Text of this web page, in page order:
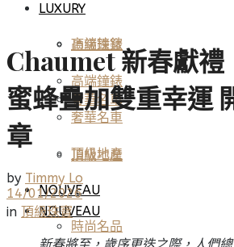
高端鐘錶
奢華名車
頂級地產
NOUVEAU
LUXURY
頂級珠寶
高端鐘錶
奢華名車
頂級地產
NOUVEAU
時尚名品
Chaumet 新春獻禮
蜜蜂疊加雙重幸運
章
by Timmy Lo
14/01/2026
in 頂級珠寶
新春將至，歲序更迭之際，人們